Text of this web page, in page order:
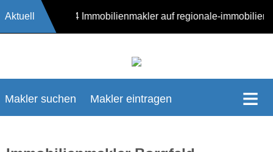
Aktuell 17624 Immobilienmakler auf regionale-
Makler suchen Makler eintragen